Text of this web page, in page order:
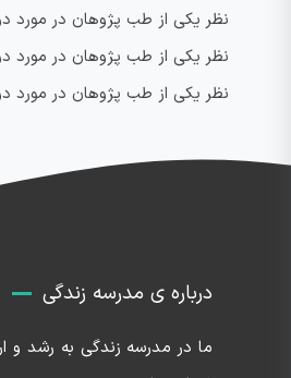
نظر یکی از طب پژوهان در مورد
نظر یکی از طب پژوهان در مورد
نظر یکی از طب پژوهان در مورد
درباره ی مدرسه زندگی
ما در مدرسه زندگی به رشد و